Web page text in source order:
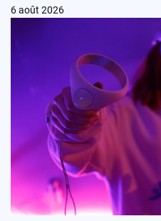
6 août 2026